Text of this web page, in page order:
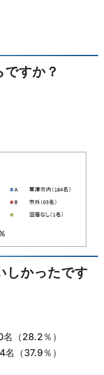
すか？
かったです
（28.2％）
（37.9％）